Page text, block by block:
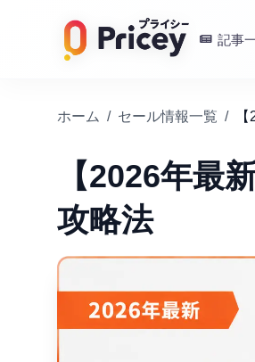
記事
ホーム / セール情報一覧 /
【2026年最
攻略法